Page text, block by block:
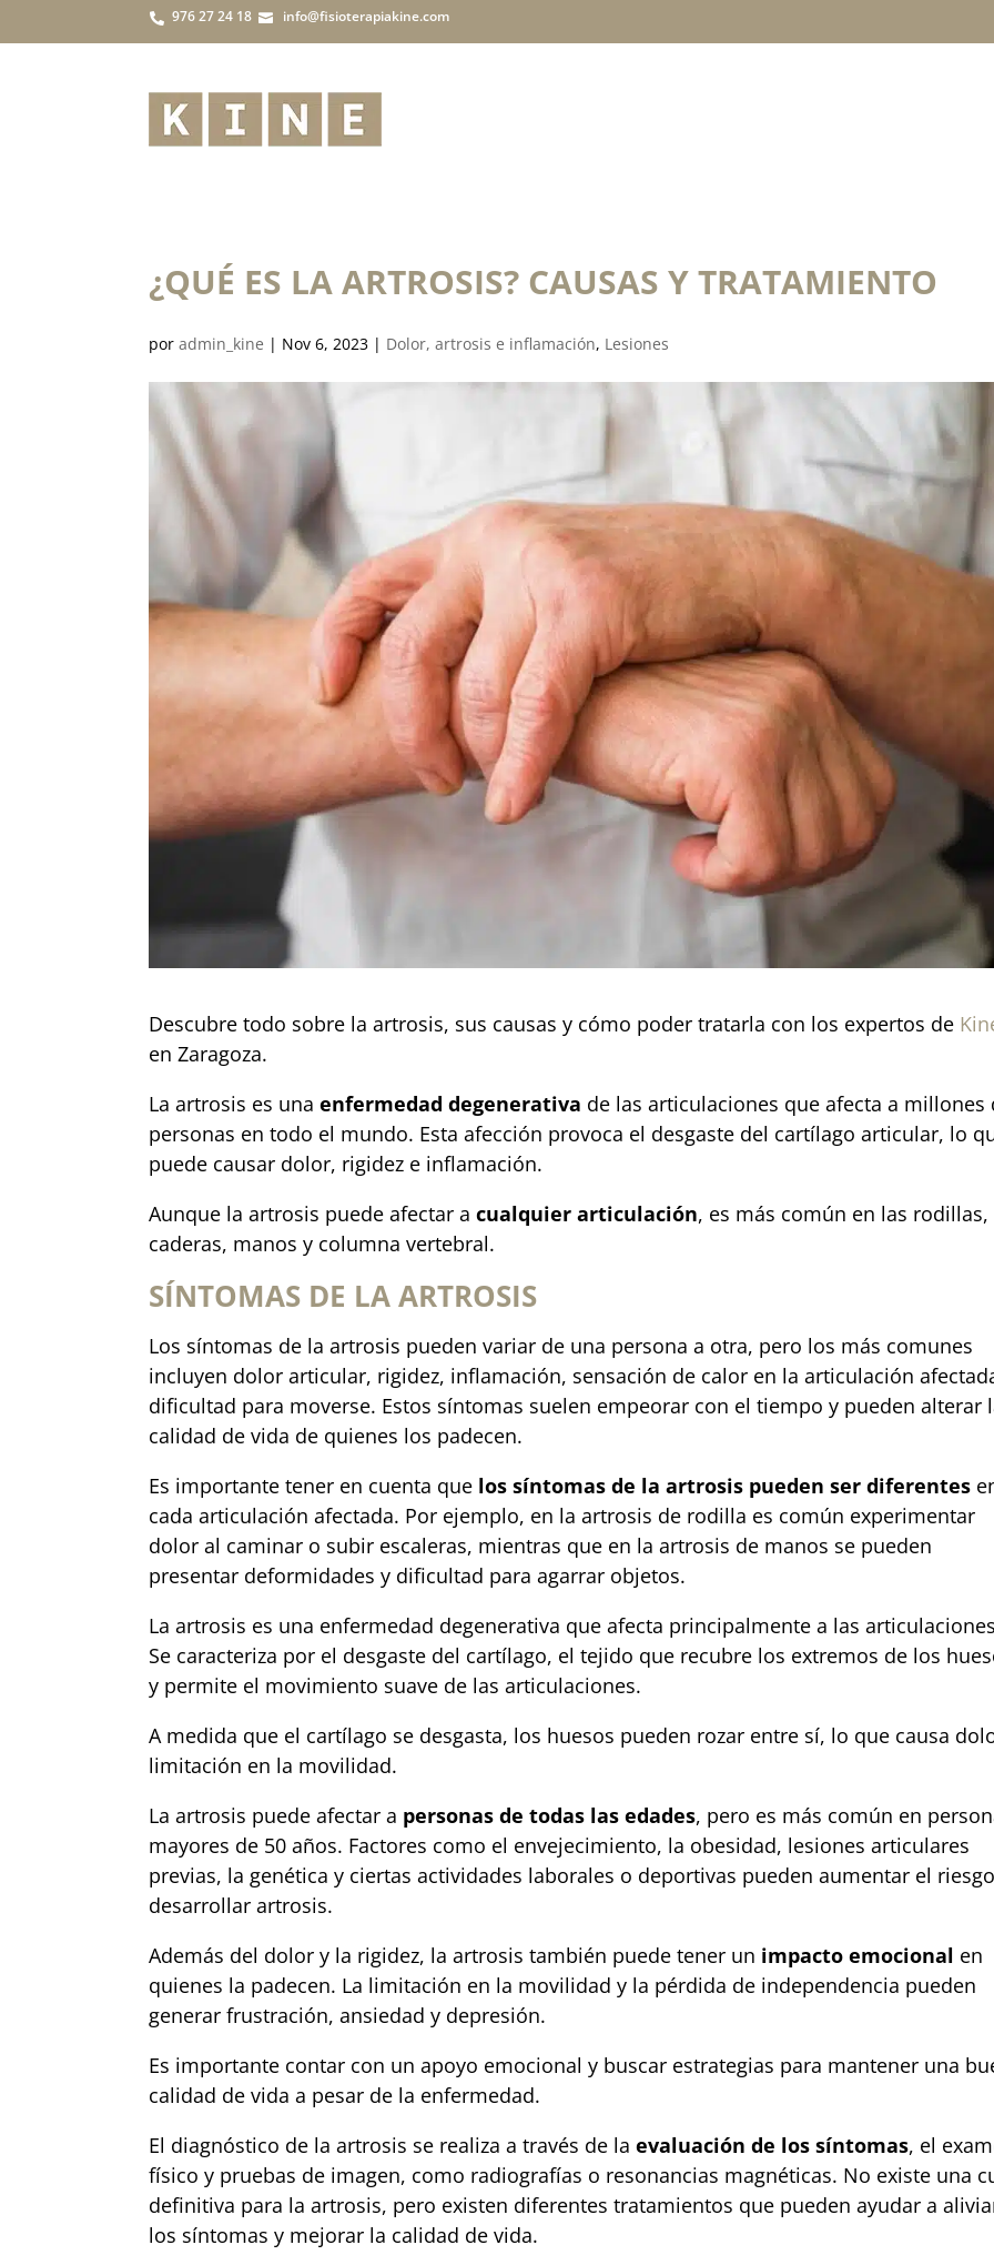
 976 27 24 18  info@fisioterapiakine.com
¿QUÉ ES LA ARTROSIS? CAUSAS Y TRATAMIENTO
poradmin_kine | Nov 6, 2023 | Dolor, artrosis e inflamación, Lesiones
Descubre todo sobre la artrosis, sus causas y cómo poder tratarla con los expertos de
en Zaragoza.
La artrosis es unaenfermedad degenerativa de las articulaciones que afecta a millones
personas en todo el mundo. Esta afección provoca el desgaste del cartílago articular, lo
puede causar dolor, rigidez e inflamación.
Aunque la artrosis puede afectar acualquier articulación, es más común en las rodillas,
caderas, manos y columna vertebral.
SÍNTOMAS DE LA ARTROSIS
Los síntomas de la artrosis pueden variar de una persona a otra, pero los más comunes
incluyen dolor articular, rigidez, inflamación, sensación de calor en la articulación
dificultad para moverse. Estos síntomas suelen empeorar con el tiempo y pueden alterar
calidad de vida de quienes los padecen.
Es importante tener en cuenta que los síntomas de la artrosis pueden ser diferentes
cada articulación afectada. Por ejemplo, en la artrosis de rodilla es común experimentar
dolor al caminar o subir escaleras, mientras que en la artrosis de manos se pueden
presentar deformidades y dificultad para agarrar objetos.
La artrosis es una enfermedad degenerativa que afecta principalmente a las
Se caracteriza por el desgaste del cartílago, el tejido que recubre los extremos de los
y permite el movimiento suave de las articulaciones.
A medida que el cartílago se desgasta, los huesos pueden rozar entre sí, lo que causa
limitación en la movilidad.
La artrosis puede afectar a personas de todas las edades, pero es más común en
mayores de 50 años. Factores como el envejecimiento, la obesidad, lesiones articulares
previas, la genética y ciertas actividades laborales o deportivas pueden aumentar el
desarrollar artrosis.
Además del dolor y la rigidez, la artrosis también puede tener un impacto emocional en
quienes la padecen. La limitación en la movilidad y la pérdida de independencia pueden
generar frustración, ansiedad y depresión.
Es importante contar con un apoyo emocional y buscar estrategias para mantener una
calidad de vida a pesar de la enfermedad.
El diagnóstico de la artrosis se realiza a través de laevaluación de los síntomas, el
físico y pruebas de imagen, como radiografías o resonancias magnéticas. No existe una
definitiva para la artrosis, pero existen diferentes tratamientos que pueden ayudar a
los síntomas y mejorar la calidad de vida.